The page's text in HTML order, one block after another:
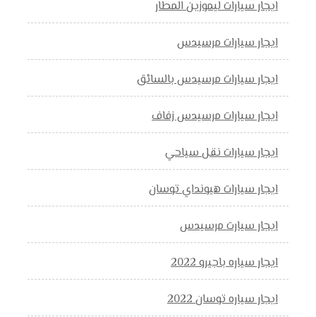
ايجار سيارات ليموزين المطار
ايجار سيارات مرسيدس
ايجار سيارات مرسيدس بالسائق
ايجار سيارات مرسيدس زفاف
ايجار سيارات نقل سياحي
ايجار سيارات هيونداي توسان
ايجار سيارت مرسيدس
ايجار سياره باجيرو 2022
ايجار سياره توسان 2022